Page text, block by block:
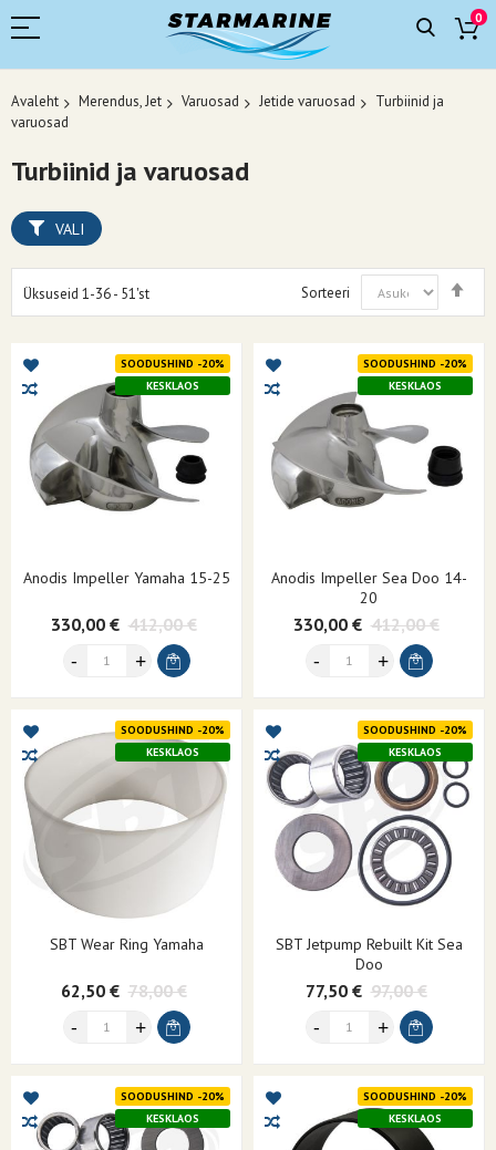
0
Avaleht Merendus, Jet Varuosad Jetide varuosad
Turbiinid ja
varuosad
Turbiinid ja varuosad
Üksuseid 1-36- 51'st Sorteeri
SOODUSHIND -20%
KESKLAOS
Anodis Impeller Yamaha 15-25
330,00 € 412,00 €
SOODUSHIND -20%
KESKLAOS
Anodis Impeller Sea Doo 14-
20
330,00 € 412,00 €
SOODUSHIND -20%
KESKLAOS
SBT Wear Ring Yamaha
62,50 € 78,00 €
SOODUSHIND -20%
KESKLAOS
SBT Jetpump Rebuilt Kit Sea
Doo
77,50 € 97,00 €
SOODUSHIND -20%
KESKLAOS
SOODUSHIND -20%
KESKLAOS
VALI